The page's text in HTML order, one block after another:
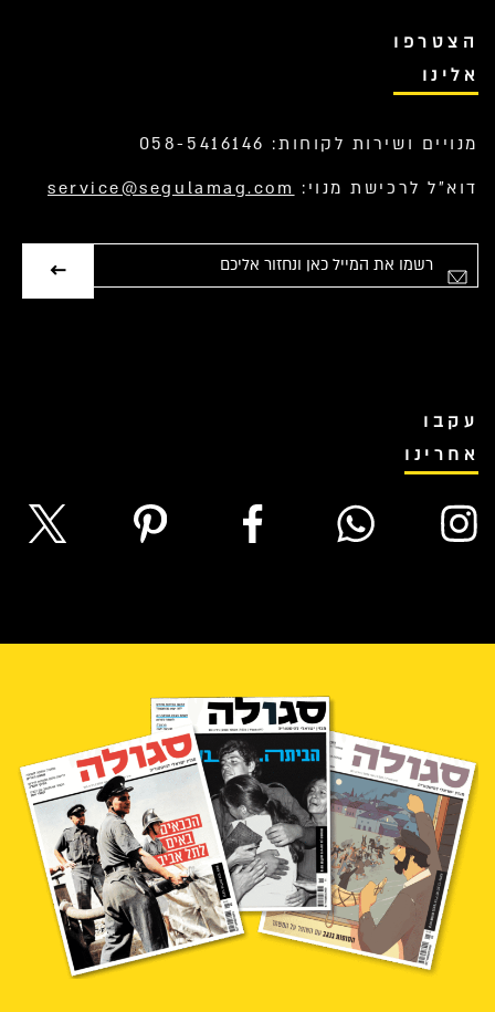
הצטרפו
אלינו
מנויים ושירות לקוחות: 058-5416146
דוא”ל לרכישת מנוי: service@segulamag.com
עקבו
אחרינו